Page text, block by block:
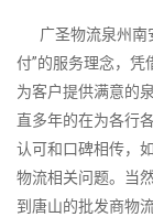
广圣物流泉州南
付”的服务理念，
为客户提供满意的
直多年的在为各行
认可和口碑相传，
物流相关问题。当
到唐山的批发商物